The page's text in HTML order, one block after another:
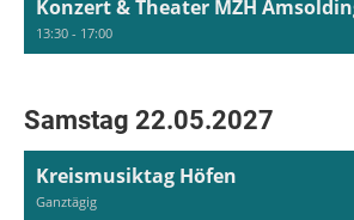
Konzert & Theater MZH
13:30 - 17:00
Samstag 22.05.2027
Kreismusiktag Höfen
Ganztägig